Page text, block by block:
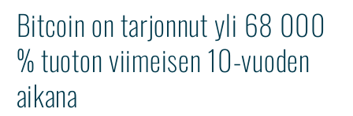
Bitcoin on tarjonnut yli 68 000
% tuoton viimeisen 10-vuoden
aikana